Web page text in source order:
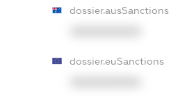
dossier.ausSanctions
dossier.euSanctions